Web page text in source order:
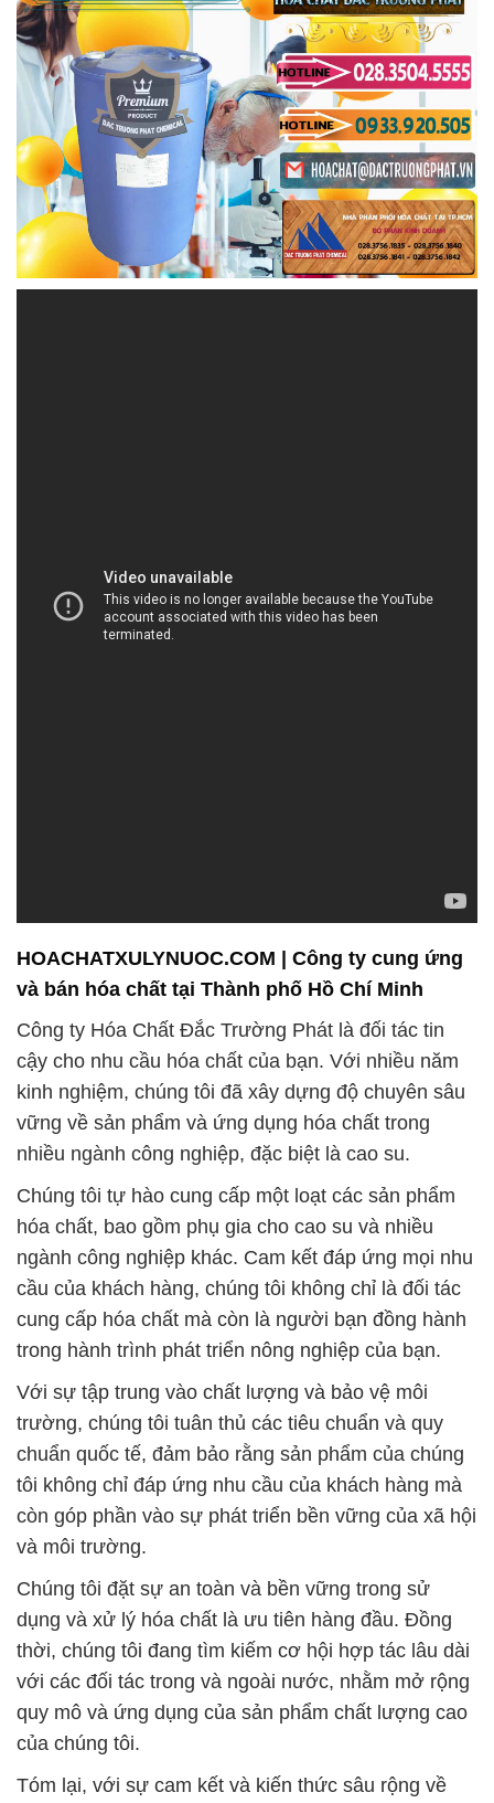
HOACHATXULYNUOC.COM | Công ty cung ứng
và bán hóa chất tại Thành phố Hồ Chí Minh
Công ty Hóa Chất Đắc Trường Phát là đối tác tin
cậy cho nhu cầu hóa chất của bạn. Với nhiều năm
kinh nghiệm, chúng tôi đã xây dựng độ chuyên sâu
vững về sản phẩm và ứng dụng hóa chất trong
nhiều ngành công nghiệp, đặc biệt là cao su.
Chúng tôi tự hào cung cấp một loạt các sản phẩm
hóa chất, bao gồm phụ gia cho cao su và nhiều
ngành công nghiệp khác. Cam kết đáp ứng mọi nhu
cầu của khách hàng, chúng tôi không chỉ là đối tác
cung cấp hóa chất mà còn là người bạn đồng hành
trong hành trình phát triển nông nghiệp của bạn.
Với sự tập trung vào chất lượng và bảo vệ môi
trường, chúng tôi tuân thủ các tiêu chuẩn và quy
chuẩn quốc tế, đảm bảo rằng sản phẩm của chúng
tôi không chỉ đáp ứng nhu cầu của khách hàng mà
còn góp phần vào sự phát triển bền vững của xã hội
và môi trường.
Chúng tôi đặt sự an toàn và bền vững trong sử
dụng và xử lý hóa chất là ưu tiên hàng đầu. Đồng
thời, chúng tôi đang tìm kiếm cơ hội hợp tác lâu dài
với các đối tác trong và ngoài nước, nhằm mở rộng
quy mô và ứng dụng của sản phẩm chất lượng cao
của chúng tôi.
Tóm lại, với sự cam kết và kiến thức sâu rộng về